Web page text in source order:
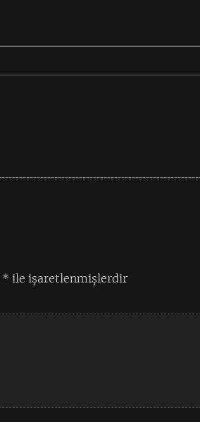
* ile işaretlenmişlerdir